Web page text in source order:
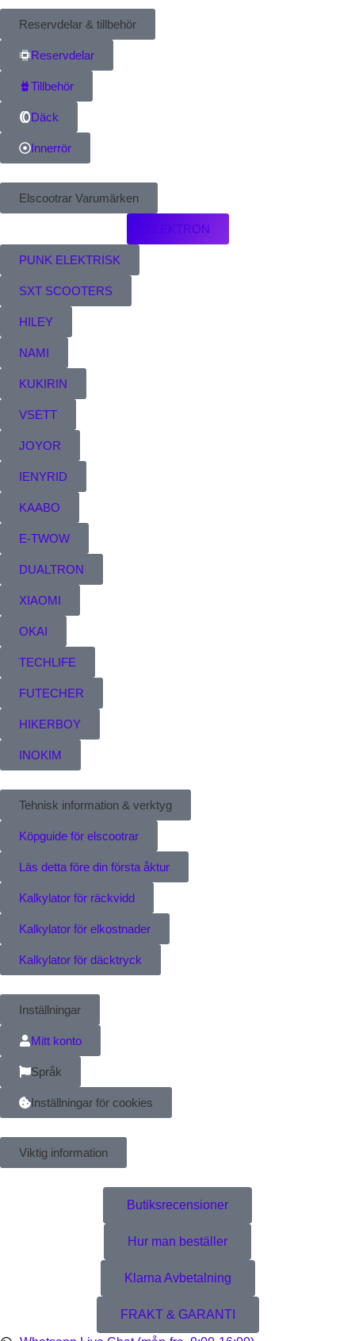
Reservdelar & tillbehör
Reservdelar
Tillbehör
Däck
Innerrör
Elscootrar Varumärken
ELEKTRON
PUNK ELEKTRISK
SXT SCOOTERS
HILEY
NAMI
KUKIRIN
VSETT
JOYOR
IENYRID
KAABO
E-TWOW
DUALTRON
XIAOMI
OKAI
TECHLIFE
FUTECHER
HIKERBOY
INOKIM
Tehnisk information & verktyg
Köpguide för elscootrar
Läs detta före din första åktur
Kalkylator för räckvidd
Kalkylator för elkostnader
Kalkylator för däcktryck
Inställningar
Mitt konto
Språk
Inställningar för cookies
Viktig information
Butiksrecensioner
Hur man beställer
Klarna Avbetalning
FRAKT & GARANTI